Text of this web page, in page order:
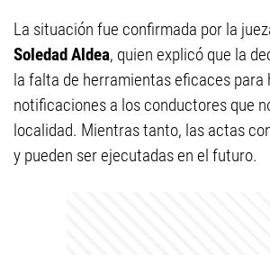
La situación fue confirmada por la
Soledad Aldea, quien explicó que la
la falta de herramientas eficaces para
notificaciones a los conductores que
localidad. Mientras tanto, las actas
y pueden ser ejecutadas en el futuro.